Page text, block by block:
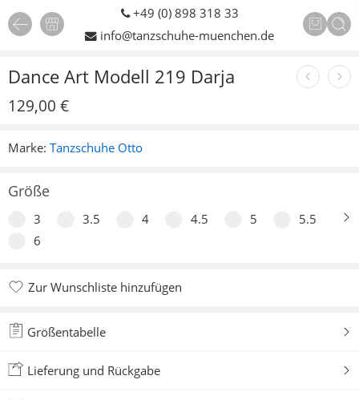
+49 (0) 898 318 33
info@tanzschuhe-muenchen.de
1/4
Dance Art Modell 219 Darja
129,00 €
Marke: Tanzschuhe Otto
Größe
3 3.5 4 4.5 5
5.5
6
Zur Wunschliste hinzufügen
Größentabelle
Lieferung und Rückgabe